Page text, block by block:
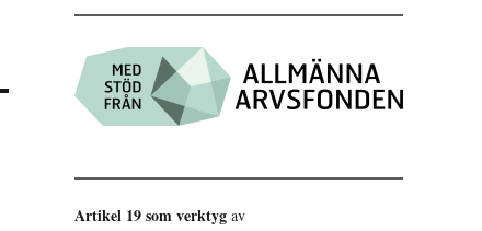
Artikel 19 som verktyg av